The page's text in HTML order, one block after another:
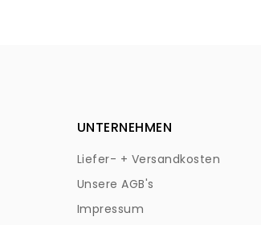
UNTERNEHMEN
Liefer- + Versandkosten
Unsere AGB's
Impressum